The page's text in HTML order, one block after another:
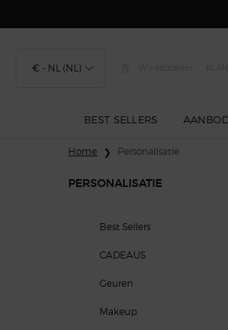
€ - NL (NL) Winkelzoeker
BEST SELLERS
Home Personalisatie
PERSONALISATIE
Best Sellers
CADEAUS
Geuren
Makeup